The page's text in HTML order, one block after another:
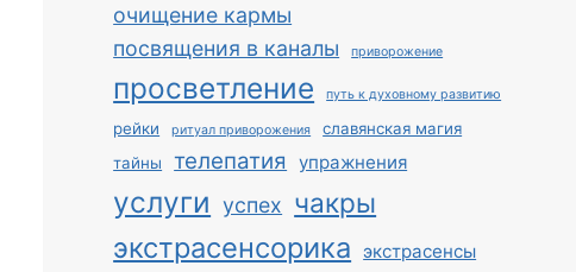
очищение кармы
посвящения в каналы
приворожение
просветление путь к духовному развитию
рейки ритуал приворожения
славянская магия
тайны
телепатия упражнения
услуги успех чакры
экстрасенсорика экстрасенсы